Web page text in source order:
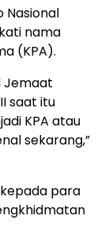
Nasional
nama
(KPA).
Jemaat
saat itu
KPA atau
sekarang,”
para